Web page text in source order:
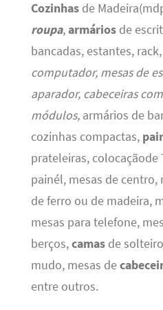
Cozinhasde
roupa,armáriosde
bancadas, estantes,
computador, mesas de
aparador, cabeceiras
módulos,armários de
cozinhas compactas,
prateleiras, colocaçãode
painél, mesas de centro,
de ferro ou de madeira,
mesas para telefone,
berços,camasde
mudo, mesas de
entre outros.